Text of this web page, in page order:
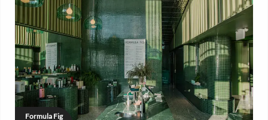
Formula Fig